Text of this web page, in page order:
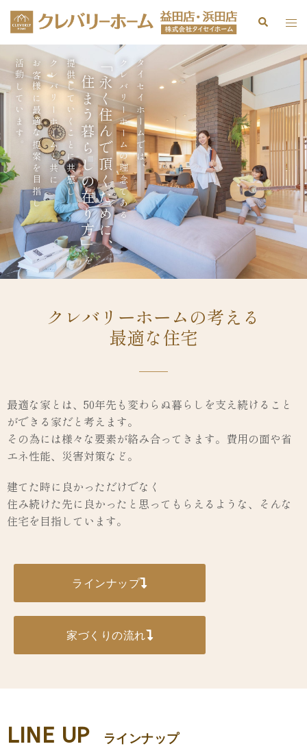
タイセイホームでは、
クレバリーホームの理念である
「永く住んで頂くために、
住まう暮らしの在り方」
を
提供していくことに共感し
クレバリーホームと共に
お客様に最適な提案を目指し
活動しています。
クレバリーホームの考える
最適な住宅
最適な家とは、50年先も変わらぬ暮らしを支え続けること
ができる家だと考えます。
その為には様々な要素が絡み合ってきます。費用の面や省
エネ性能、災害対策など。
建てた時に良かっただけでなく
住み続けた先に良かったと思ってもらえるような、そんな
住宅を目指しています。
ラインナップ
家づくりの流れ
LINE UP ラインナップ